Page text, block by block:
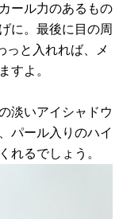
ール力のあるもの
に。最後に目の周
っと入れれば、メ
すよ。
淡いアイシャドウ
パール入りのハイ
れるでしょう。